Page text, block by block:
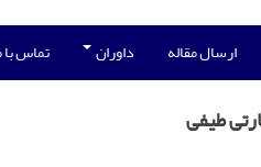
ارسال مقاله داوران تماس با
طیفی